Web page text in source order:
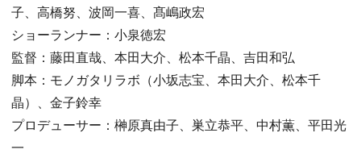
子、高橋努、波岡一喜、髙嶋政宏
ショーランナー：小泉徳宏
監督：藤田直哉、本田大介、松本千晶、吉田和弘
脚本：モノガタリラボ（小坂志宝、本田大介、松本千
晶）、金子鈴幸
プロデューサー：榊原真由子、巣立恭平、中村薫、平田光
一